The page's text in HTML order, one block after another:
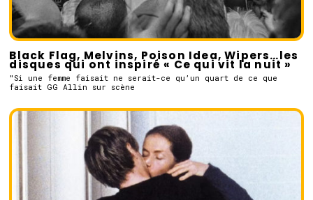
Black Flag, Melvins, Poison Idea, Wipers…les
disques qui ont inspiré « Ce qui vit la nuit »
"Si une femme faisait ne serait-ce qu’un quart de ce que
faisait GG Allin sur scène